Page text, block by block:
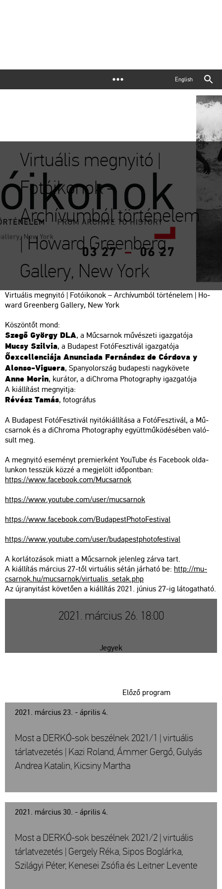
English
Virtuális megnyitó |
Fotóikonok –
Archívumból történelem
| Howard Greenberg
Gallery, New York
Vir­tu­á­lis meg­nyi­tó | Fo­tó­iko­nok – Ar­chí­vum­ból tör­té­ne­lem | Ho­
ward Green­berg Gal­lery, New York
Kö­szön­tőt mond:
Szegő György DLA, a Mű­csar­nok mű­vé­sze­ti igaz­ga­tó­ja
Mucsy Szil­via, a Bu­da­pest Fo­tó­Fesz­ti­vál igaz­ga­tó­ja
Őex­cel­len­ci­á­ja Anun­cia­da Fer­nán­dez de Cór­do­va y
Alon­so-Vi­gue­ra, Spa­nyol­or­szág bu­da­pes­ti nagy­kö­ve­te
Anne Morin, ku­rá­tor, a diCh­ro­ma Pho­to­gra­phy igaz­ga­tó­ja
A ki­ál­lí­tást meg­nyit­ja:
Ré­vész Tamás, fo­tog­rá­fus
A Bu­da­pest Fo­tó­Fesz­ti­vál nyi­tó­ki­ál­lí­tá­sa a Fo­tó­Fesz­ti­vál, a Mű­
csar­nok és a diCh­ro­ma Pho­to­gra­phy együtt­mű­kö­dé­sé­ben va­ló­
sult meg.
A meg­nyi­tó ese­ményt pre­mi­er­ként You­Tu­be és Fa­ce­book ol­da­
lun­kon tesszük közzé a meg­je­lölt idő­pont­ban:
https://​www.​fa­ce­book.​com/​Mu­csar­nok
https://​www.​you­tu­be.​com/​user/​mu­csar­nok
https://​www.​fa­ce­book.​com/​Bud​apes​tPho​toFe​stiv​al
https://​www.​you­tu­be.​com/​user/​bud​apes​tpho​tofe​stiv​al
A kor­lá­to­zá­sok miatt a Mű­csar­nok je­len­leg zárva tart.
A ki­ál­lí­tás már­ci­us 27-től vir­tu­á­lis sétán jár­ha­tó be: http://​mu­
csar­nok.​hu/​mu­csar­nok/​vir­tu­a­lis_​setak.​php
Az új­ra­nyi­tást kö­ve­tő­en a ki­ál­lí­tás 2021. jú­ni­us 27-ig lá­to­gat­ha­tó.
2021. március 26. 18:00
Jegyek
2021. március 23. - április 4.
Előző program
Most a DERKÓ-sok beszélnek 2021/1 | virtuális
tárlatvezetés | Kazi Roland, Ámmer Gergő, Gulyás
Andrea Katalin, Kicsiny Martha
2021. március 30. - április 4.
Most a DERKÓ-sok beszélnek 2021/2 | virtuális
tárlatvezetés | Gergely Réka, Sipos Boglárka,
Szilágyi Péter, Kenesei Zsófia és Leitner Levente